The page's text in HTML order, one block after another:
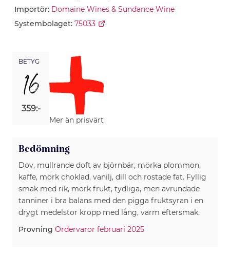
Importör: Domaine Wines & Sundance Wine
Systembolaget: 75033
BETYG
16
359:-
Mer än prisvärt
Bedömning
Dov, mullrande doft av björnbär, mörka plommon,
kaffe, mörk choklad, vanilj, dill och rostade fat. Fyllig
smak med rik, mörk frukt, tydliga, men avrundade
tanniner i bra balans med den pigga fruktsyran i en
drygt medelstor kropp med lång, varm eftersmak.
Provning Ordervaror februari 2025